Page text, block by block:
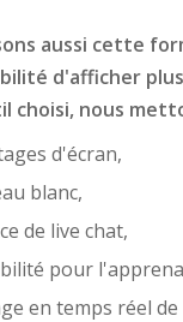
aussi cette
d'afficher
choisi, nous
d'écran,
blanc,
de live chat,
pour
en temps réel